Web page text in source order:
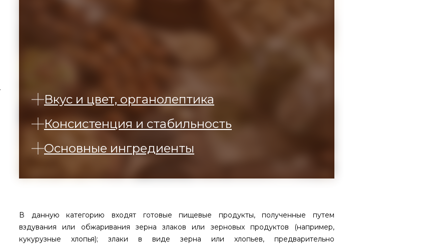
Вкус и цвет, органолептика
Консистенция и стабильность
Основные ингредиенты
В данную категорию входят готовые пищевые продукты, полученные путем
вздувания или обжаривания зерна злаков или зерновых продуктов (например,
кукурузные хлопья); злаки в виде зерна или хлопьев, предварительно